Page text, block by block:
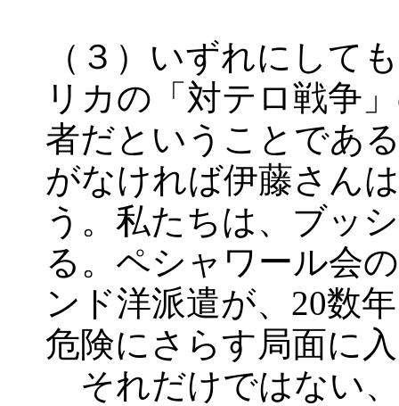
（３）いずれにして
リカの「対テロ戦争
者だということであ
がなければ伊藤さん
う。私たちは、ブッ
る。ペシャワール会
ンド洋派遣が、20数
危険にさらす局面に
それだけではない